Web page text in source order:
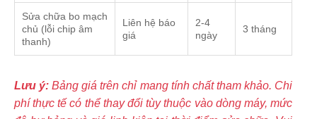
Sửa chữa bo mạch
chủ (lỗi chip âm
thanh)
Liên hệ báo
giá
2-4
ngày
3 tháng
Lưu ý: Bảng giá trên chỉ mang tính chất tham khảo. Chi
phí thực tế có thể thay đổi tùy thuộc vào dòng máy, mức